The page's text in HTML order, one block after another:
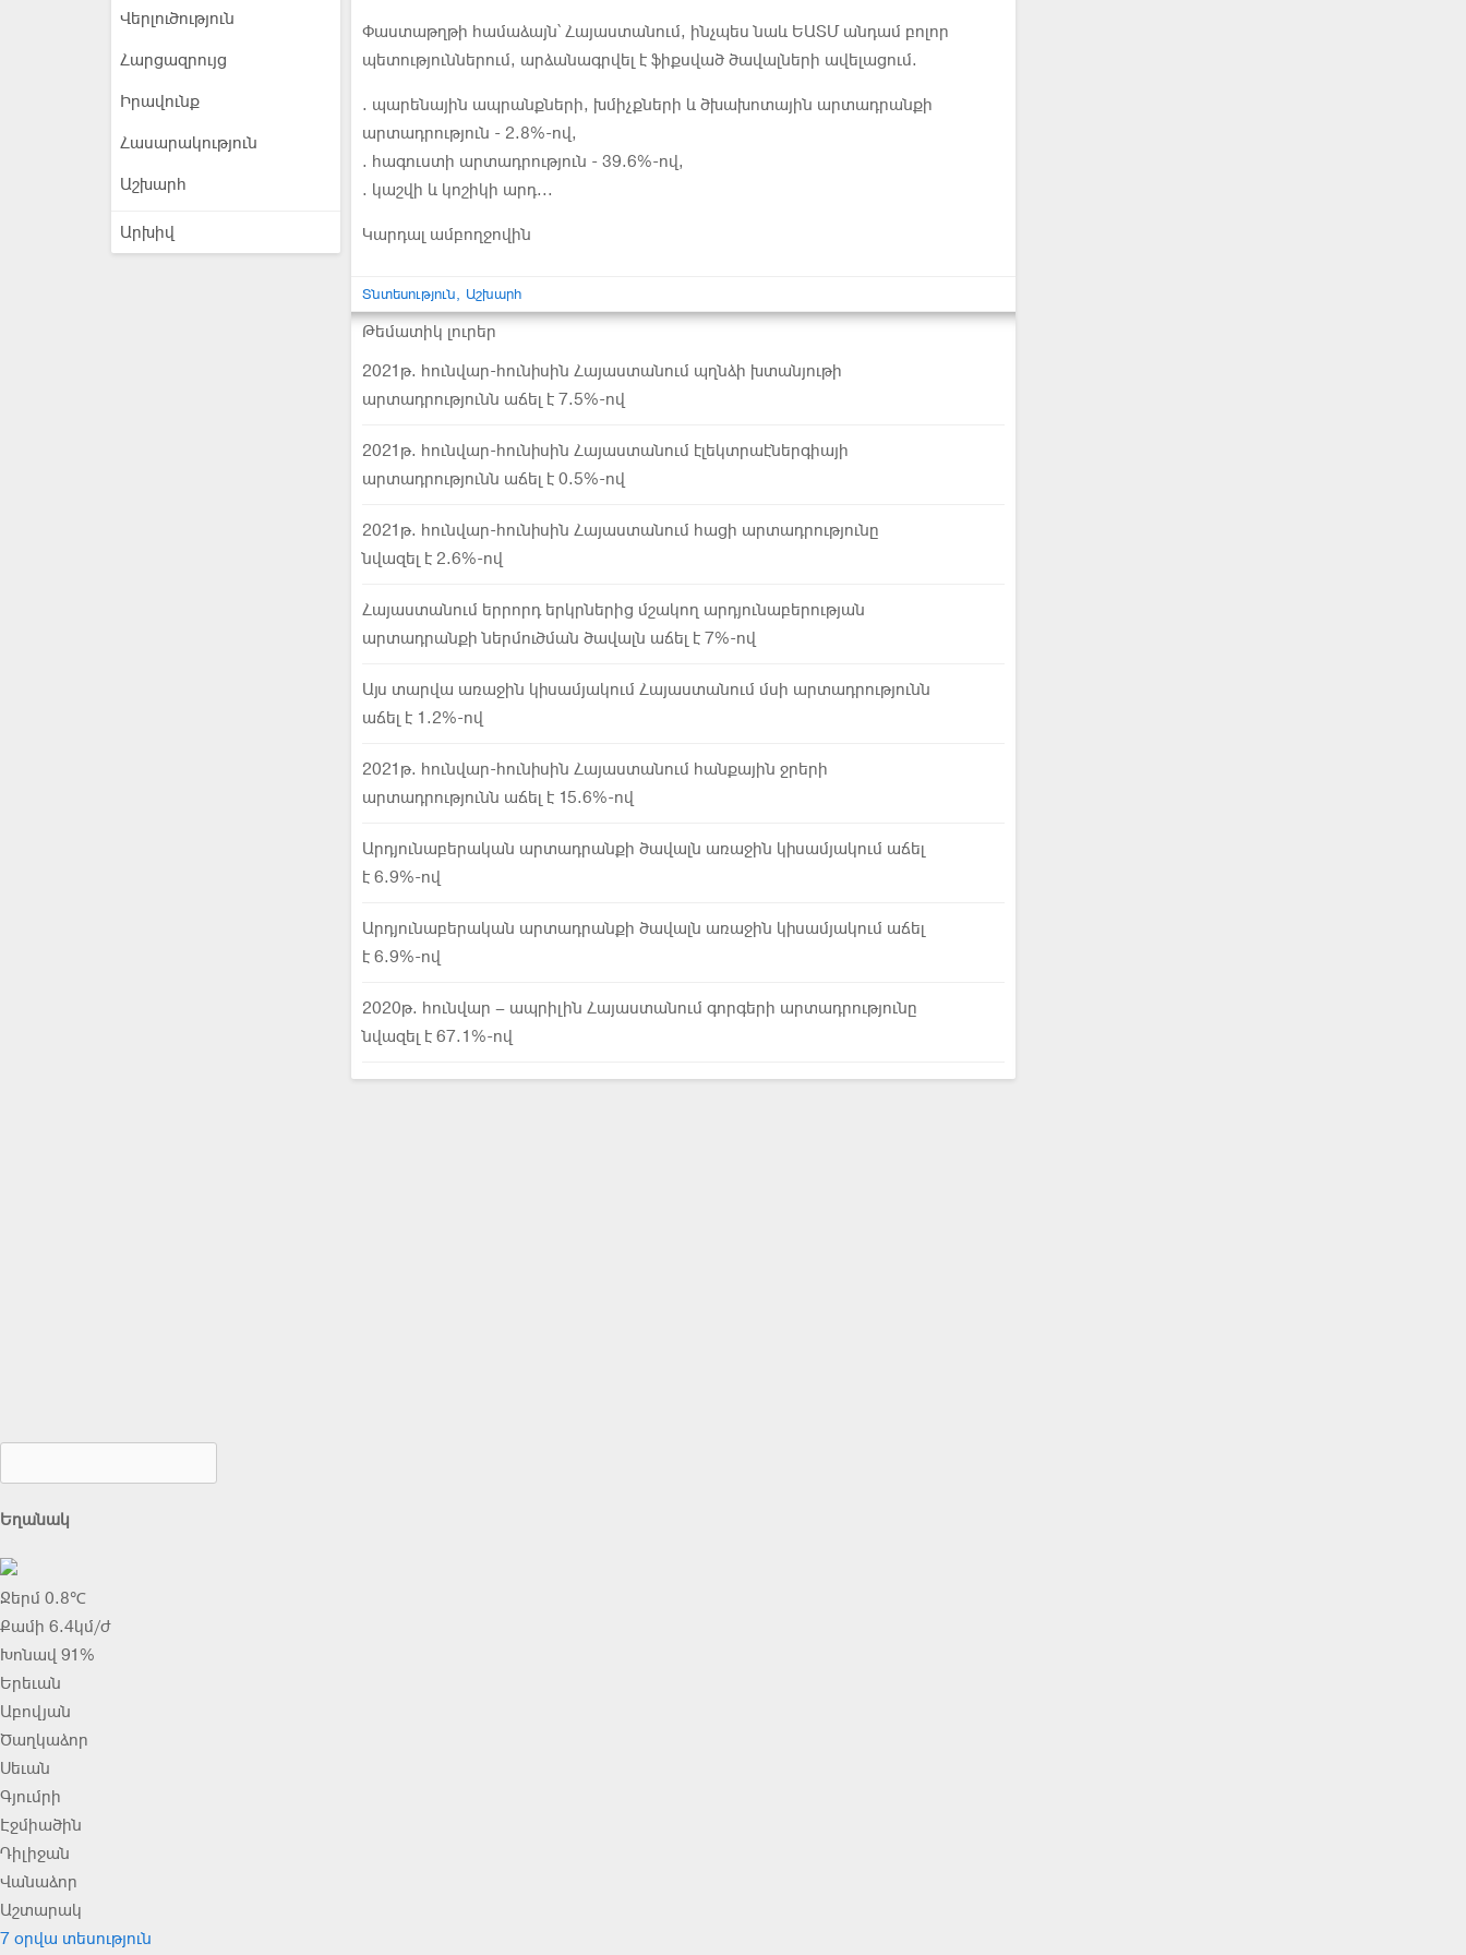
Վերլուծություն
Հարցազրույց
Իրավունք
Հասարակություն
Աշխարհ
Արխիվ
Փաստաթղթի համաձայն՝ Հայաստանում, ինչպես նաև ԵԱՏՄ անդամ բոլոր
պետություններում, արձանագրվել է ֆիքսված ծավալների ավելացում.
. պարենային ապրանքների, խմիչքների և ծխախոտային արտադրանքի
արտադրություն - 2.8%-ով,
. հագուստի արտադրություն - 39.6%-ով,
. կաշվի և կոշիկի արդ...
Կարդալ ամբողջովին
Տնտեսություն Աշխարհ
Թեմատիկ լուրեր
2021թ. հունվար-հունիսին Հայաստանում պղնձի խտանյութի
արտադրությունն աճել է 7.5%-ով
2021թ. հունվար-հունիսին Հայաստանում էլեկտրաէներգիայի
արտադրությունն աճել է 0.5%-ով
2021թ. հունվար-հունիսին Հայաստանում հացի արտադրությունը
նվազել է 2.6%-ով
Հայաստանում երրորդ երկրներից մշակող արդյունաբերության
արտադրանքի ներմուծման ծավալն աճել է 7%-ով
Այս տարվա առաջին կիսամյակում Հայաստանում մսի արտադրությունն
աճել է 1.2%-ով
2021թ. հունվար-հունիսին Հայաստանում հանքային ջրերի
արտադրությունն աճել է 15.6%-ով
Արդյունաբերական արտադրանքի ծավալն առաջին կիսամյակում աճել
է 6.9%-ով
Արդյունաբերական արտադրանքի ծավալն առաջին կիսամյակում աճել
է 6.9%-ով
2020թ. հունվար – ապրիլին Հայաստանում գորգերի արտադրությունը
նվազել է 67.1%-ով
Եղանակ
Ջերմ 0.8℃
Քամի 6.4կմ/ժ
Խոնավ 91%
Երեւան
Աբովյան
Ծաղկաձոր
Սեւան
Գյումրի
Էջմիածին
Դիլիջան
Վանաձոր
Աշտարակ
7 օրվա տեսություն